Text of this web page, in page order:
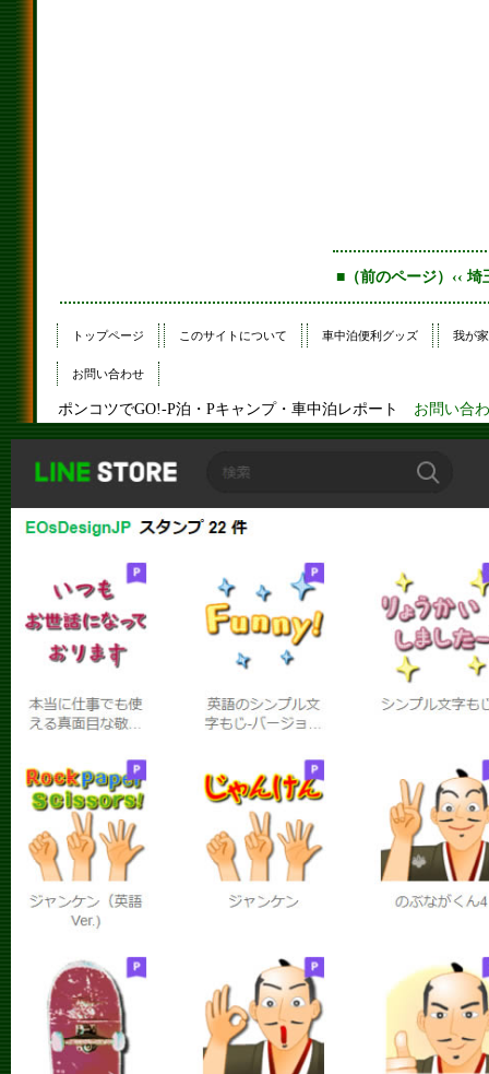
■（前のページ）‹‹ 埼
トップページ このサイトについて 車中泊便利グッズ 我が
お問い合わせ
ポンコツでGO!-P泊・Pキャンプ・車中泊レポート お問い合